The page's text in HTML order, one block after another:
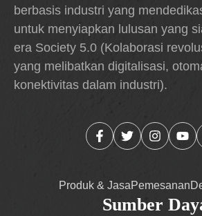
berbasis industri yang
untuk menyiapkan lulusan yang
era Society 5.0 (Kolaborasi
yang melibatkan digitalisasi,
konektivitas dalam industri).
Produk & JasaPemesanan
Sumber